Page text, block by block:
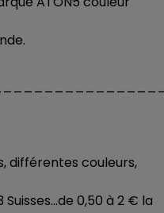
différentes couleurs,
0,50 à 2 € la